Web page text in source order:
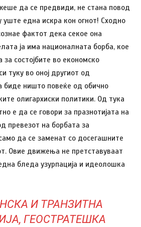
да се предвиди, не стана повод
уште една искра кон огнот! Сходно
фактот дека секое она
ја има националната борба, кое
за состојбите во економско
туку во оној другиот од
биде ништо повеќе од обично
олигархиски политики. Од тука
е да се говори за празнотијата на
превезот на борбата за
да се заменат со досегашните
Овие движења не претставуваат
бледа узурпација и идеолошка
И ТРАНЗИТНА
ГЕОСТРАТЕШКА